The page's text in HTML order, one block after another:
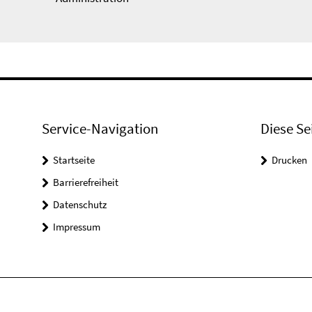
Service-Navigation
Startseite
Barrierefreiheit
Datenschutz
Impressum
Diese
Drucken